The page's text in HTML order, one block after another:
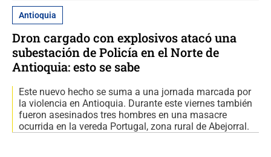
Antioquia
Dron cargado con explosivos atacó una
subestación de Policía en el Norte de
Antioquia: esto se sabe
Este nuevo hecho se suma a una jornada marcada por
la violencia en Antioquia. Durante este viernes también
fueron asesinados tres hombres en una masacre
ocurrida en la vereda Portugal, zona rural de Abejorral.